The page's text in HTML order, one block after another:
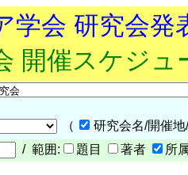
学会 研究会発
開催スケジュ
（
研究会名/開催地
/ 範囲: 題目 著者 所